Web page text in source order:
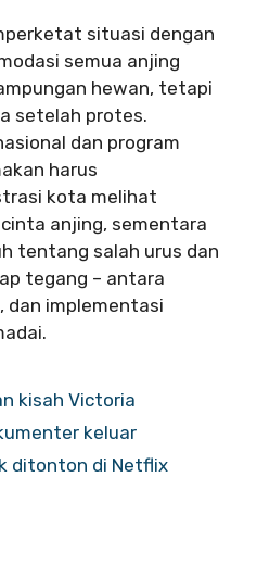
situasi dengan
semua anjing
hewan, tetapi
setelah protes.
dan program
harus
kota melihat
anjing, sementara
tentang salah urus dan
tegang – antara
dan implementasi
kisah Victoria
keluar
ditonton di Netflix